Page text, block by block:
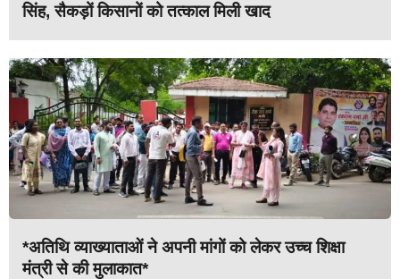
सिंह, सैकड़ों किसानों को तत्काल मिली खाद
*अतिथि व्याख्याताओं ने अपनी मांगों को लेकर उच्च शिक्षा
मंत्री से की मुलाकात*